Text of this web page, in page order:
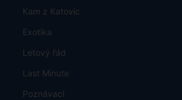
Kam z Katovic
Exotika
Letový řád
Last Minute
Poznávací